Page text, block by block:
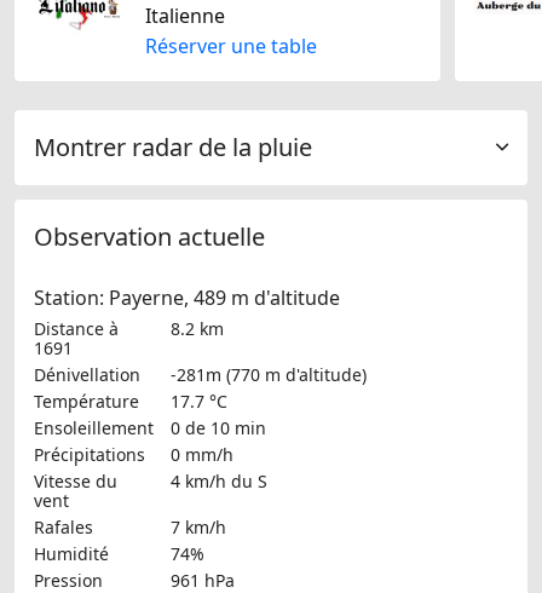
Italienne
Réserver une table
Montrer radar de la pluie
Observation actuelle
Station: Payerne, 489 m d'altitude
Distance à
1691
8.2 km
Dénivellation
-281m (770 m d'altitude)
Température
17.7 °C
Ensoleillement
0 de 10 min
Précipitations
0 mm/h
Vitesse du
vent
4 km/h du S
Rafales
7 km/h
Humidité
74%
Pression
961 hPa